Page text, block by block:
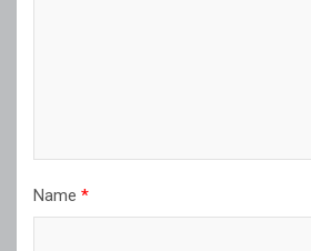
Name *